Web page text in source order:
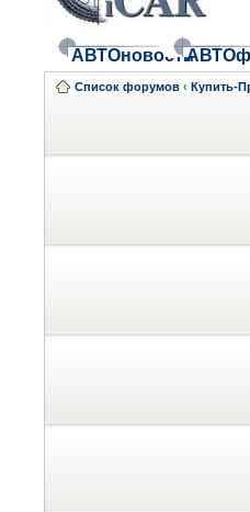
АВТОновости
Список форумов ‹ Купить-